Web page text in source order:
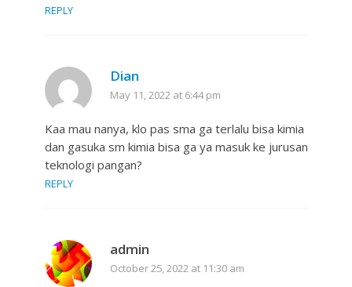
REPLY
Dian
May 11, 2022 at 6:44 pm
Kaa mau nanya, klo pas sma ga terlalu bisa kimia
dan gasuka sm kimia bisa ga ya masuk ke jurusan
teknologi pangan?
REPLY
admin
October 25, 2022 at 11:30 am